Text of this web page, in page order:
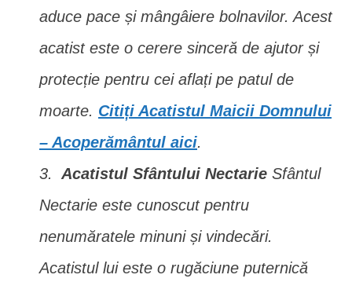
aduce pace și mângâiere bolnavilor. Acest
acatist este o cerere sinceră de ajutor și
protecție pentru cei aflați pe patul de
moarte. Citiți Acatistul Maicii Domnului
– Acoperământul aici.
Acatistul Sfântului Nectarie Sfântul
Nectarie este cunoscut pentru
nenumăratele minuni și vindecări.
Acatistul lui este o rugăciune puternică